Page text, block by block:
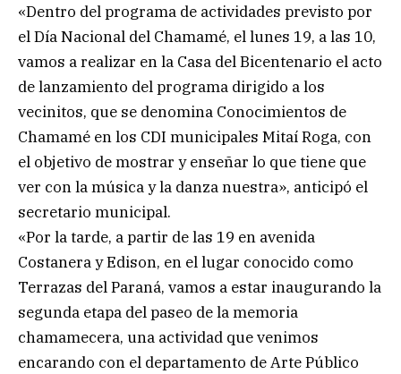
«Dentro del programa de actividades previsto por
el Día Nacional del Chamamé, el lunes 19, a las 10,
vamos a realizar en la Casa del Bicentenario el acto
de lanzamiento del programa dirigido a los
vecinitos, que se denomina Conocimientos de
Chamamé en los CDI municipales Mitaí Roga, con
el objetivo de mostrar y enseñar lo que tiene que
ver con la música y la danza nuestra», anticipó el
secretario municipal.
«Por la tarde, a partir de las 19 en avenida
Costanera y Edison, en el lugar conocido como
Terrazas del Paraná, vamos a estar inaugurando la
segunda etapa del paseo de la memoria
chamamecera, una actividad que venimos
encarando con el departamento de Arte Público